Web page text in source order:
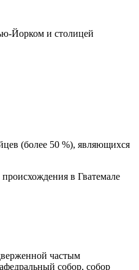
Йорком и столицей
(более 50 %), являющихся
в Гватемале
частым
собор, собор